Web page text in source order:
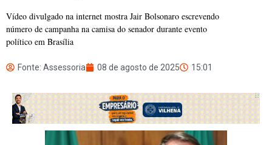
Vídeo divulgado na internet mostra Jair Bolsonaro escrevendo
número de campanha na camisa do senador durante evento
político em Brasília
Fonte: Assessoria 08 de agosto de 2025 15:01